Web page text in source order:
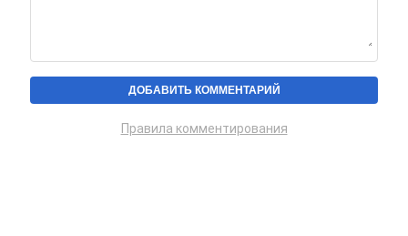
Правила комментирования